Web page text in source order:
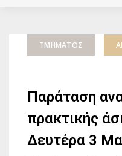
ΤΜΉΜΑΤΟΣ
Παράταση
πρακτικής
Δευτέρα 3